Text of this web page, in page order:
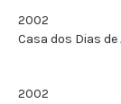
2002
Casa dos Dias
2002